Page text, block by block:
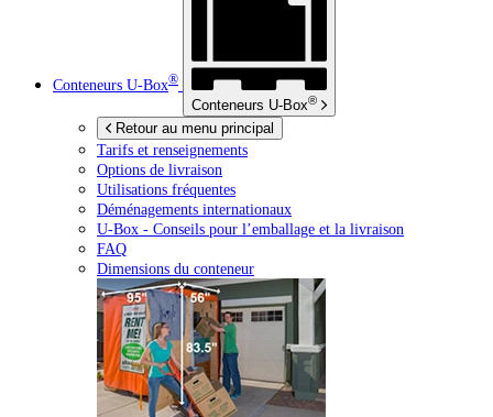
Conteneurs U-Box®
Conteneurs U-Box®
Retour au menu principal
Tarifs et renseignements
Options de livraison
Utilisations fréquentes
Déménagements internationaux
U-Box - Conseils pour l’emballage et la livraison
FAQ
Dimensions du conteneur